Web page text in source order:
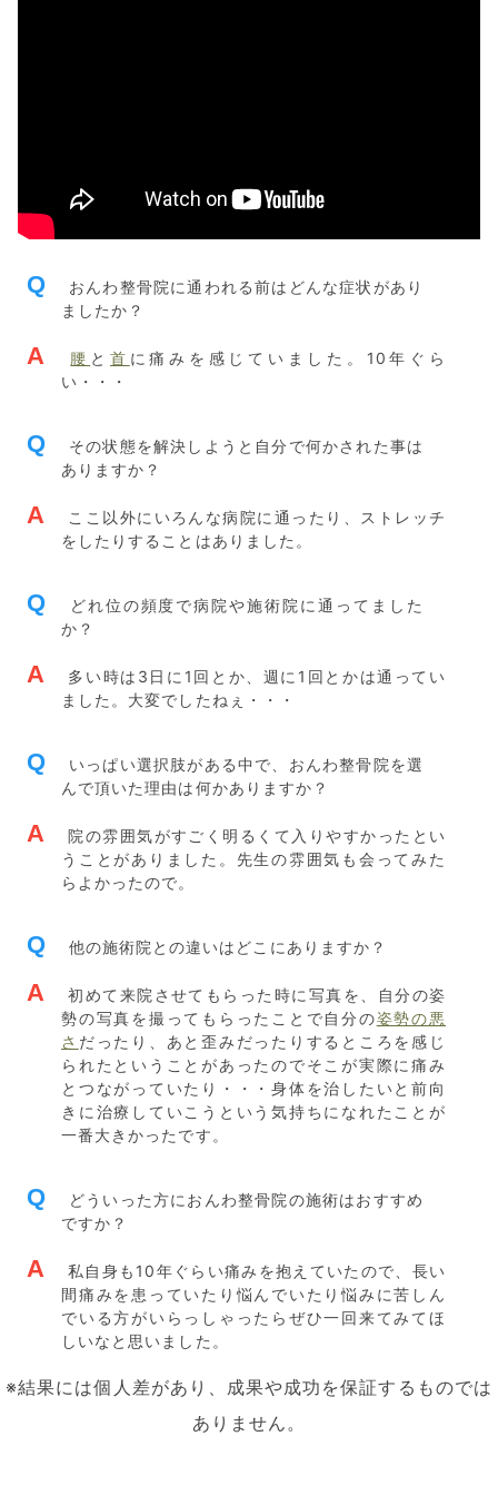
Q
おんわ整骨院に通われる前はどんな症状があり
ましたか？
A 腰 と 首 に痛みを感じていました。10年ぐら
い・・・
Q
その状態を解決しようと自分で何かされた事は
ありますか？
A
ここ以外にいろんな病院に通ったり、ストレッチ
をしたりすることはありました。
Q
どれ位の頻度で病院や施術院に通ってました
か？
A
多い時は3日に1回とか、週に1回とかは通ってい
ました。大変でしたねぇ・・・
Q
いっぱい選択肢がある中で、おんわ整骨院を選
んで頂いた理由は何かありますか？
A
院の雰囲気がすごく明るくて入りやすかったとい
うことがありました。先生の雰囲気も会ってみた
らよかったので。
Q 他の施術院との違いはどこにありますか？
A
初めて来院させてもらった時に写真を、自分の姿
勢の写真を撮ってもらったことで自分の姿勢の悪
さ だったり、あと歪みだったりするところを感じ
られたということがあったのでそこが実際に痛み
とつながっていたり・・・身体を治したいと前向
きに治療していこうという気持ちになれたことが
一番大きかったです。
Q
どういった方におんわ整骨院の施術はおすすめ
ですか？
A
私自身も10年ぐらい痛みを抱えていたので、長い
間痛みを患っていたり悩んでいたり悩みに苦しん
でいる方がいらっしゃったらぜひ一回来てみてほ
しいなと思いました。
※結果には個人差があり、成果や成功を保証するものでは
ありません。